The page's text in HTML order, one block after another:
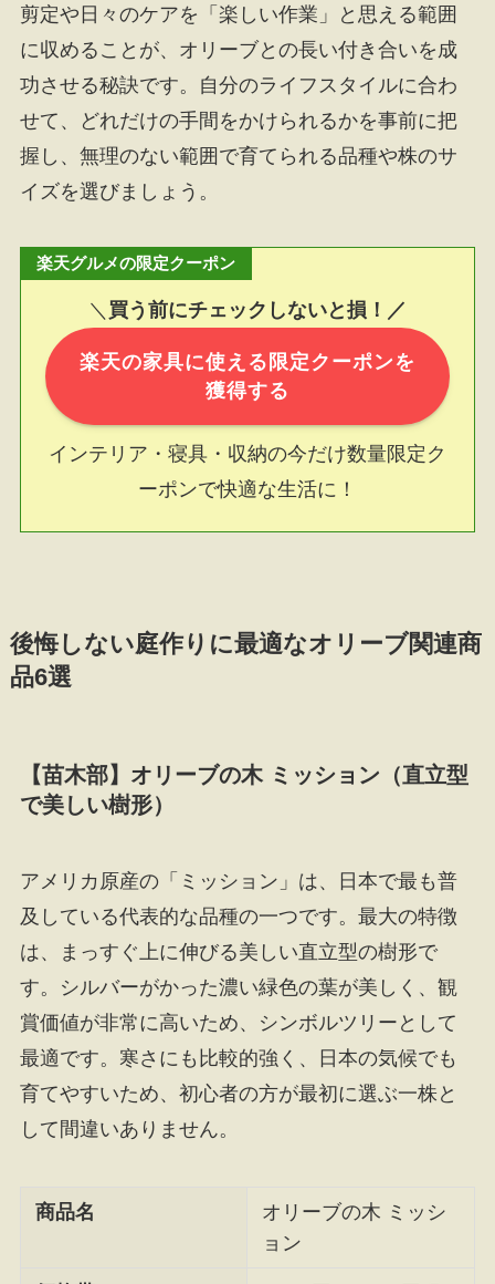
剪定や日々のケアを「楽しい作業」と思える範囲
に収めることが、オリーブとの長い付き合いを成
功させる秘訣です。自分のライフスタイルに合わ
せて、どれだけの手間をかけられるかを事前に把
握し、無理のない範囲で育てられる品種や株のサ
イズを選びましょう。
楽天グルメの限定クーポン
＼ 買う前にチェックしないと損！／
楽天の家具に使える限定クーポンを
獲得する
インテリア・寝具・収納の今だけ数量限定ク
ーポンで快適な生活に！
後悔しない庭作りに最適なオリーブ関連商
品6選
【苗木部】オリーブの木 ミッション（直立型
で美しい樹形）
アメリカ原産の「ミッション」は、日本で最も普
及している代表的な品種の一つです。最大の特徴
は、まっすぐ上に伸びる美しい直立型の樹形で
す。シルバーがかった濃い緑色の葉が美しく、観
賞価値が非常に高いため、シンボルツリーとして
最適です。寒さにも比較的強く、日本の気候でも
育てやすいため、初心者の方が最初に選ぶ一株と
して間違いありません。
商品名
オリーブの木 ミッシ
ョン